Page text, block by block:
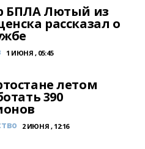
БПЛА Лютый из
рассказал о
1 ИЮНЯ , 05:45
летом
390
2 ИЮНЯ , 12:16